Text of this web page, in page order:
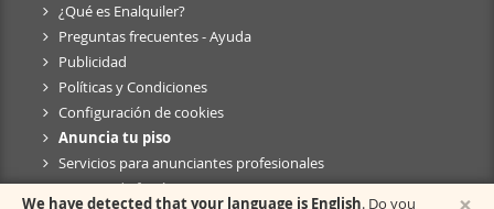
¿Qué es Enalquiler?
Preguntas frecuentes - Ayuda
Publicidad
Políticas y Condiciones
Configuración de cookies
Anuncia tu piso
Servicios para anunciantes profesionales
Anuncio de fusión
We have detected that your language is English. Do you